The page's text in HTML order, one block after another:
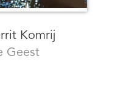
Komrij
Geest